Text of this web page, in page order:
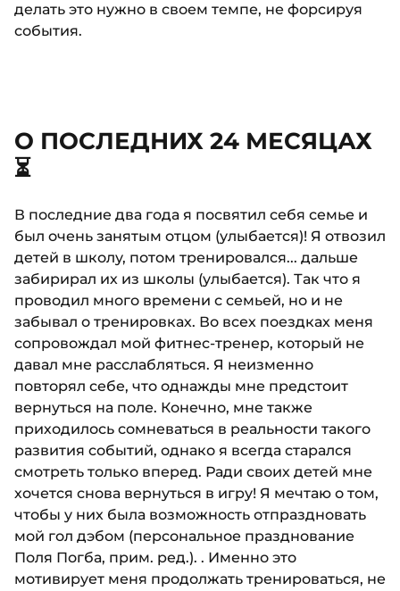
делать это нужно в своем темпе, не форсируя
события.
О ПОСЛЕДНИХ 24 МЕСЯЦАХ
⏳
В последние два года я посвятил себя семье и
был очень занятым отцом (улыбается)! Я отвозил
детей в школу, потом тренировался... дальше
забирирал их из школы (улыбается). Так что я
проводил много времени с семьей, но и не
забывал о тренировках. Во всех поездках меня
сопровождал мой фитнес-тренер, который не
давал мне расслабляться. Я неизменно
повторял себе, что однажды мне предстоит
вернуться на поле. Конечно, мне также
приходилось сомневаться в реальности такого
развития событий, однако я всегда старался
смотреть только вперед. Ради своих детей мне
хочется снова вернуться в игру! Я мечтаю о том,
чтобы у них была возможность отпраздновать
мой гол дэбом (персональное празднование
Поля Погба, прим. ред.). . Именно это
мотивирует меня продолжать тренироваться, не